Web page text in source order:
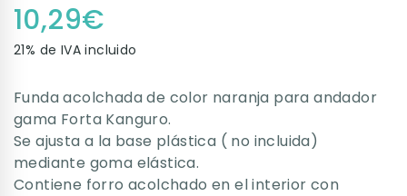
10,29€
21% de IVA incluido
Funda acolchada de color naranja para andador
gama Forta Kanguro.
Se ajusta a la base plástica ( no incluida)
mediante goma elástica.
Contiene forro acolchado en el interior con